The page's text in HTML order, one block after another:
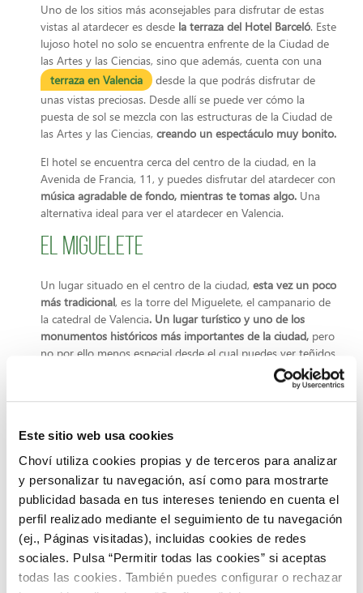
Este sitio web usa cookies
Choví utiliza cookies propias y de terceros para analizar
y personalizar tu navegación, así como para mostrarte
publicidad basada en tus intereses teniendo en cuenta el
perfil realizado mediante el seguimiento de tu navegación
(ej., Páginas visitadas), incluidas cookies de redes
sociales. Pulsa “Permitir todas las cookies” si aceptas
todas las cookies. También puedes configurar o rechazar
Uno de los sitios más aconsejables para disfrutar de estas
vistas al atardecer es desde la terraza del Hotel Barceló. Este
lujoso hotel no solo se encuentra enfrente de la Ciudad de
las Artes y las Ciencias, sino que además, cuenta con una
terraza en Valencia
desde la que podrás disfrutar de
unas vistas preciosas. Desde allí se puede ver cómo la
puesta de sol se mezcla con las estructuras de la Ciudad de
las Artes y las Ciencias, creando un espectáculo muy bonito.
El hotel se encuentra cerca del centro de la ciudad, en la
Avenida de Francia, 11, y puedes disfrutar del atardecer con
música agradable de fondo, mientras te tomas algo. Una
alternativa ideal para ver el atardecer en Valencia.
El Miguelete
Un lugar situado en el centro de la ciudad, esta vez un poco
más tradicional, es la torre del Miguelete, el campanario de
la catedral de Valencia. Un lugar turístico y uno de los
monumentos históricos más importantes de la ciudad, pero
no por ello menos especial desde el cual puedes ver teñidos
de rosa los tejados de la capital. Está abierto todos los días
No puedes perderte la visita a alguno de estos sitios que te
Valencia. ¡Vale la pena! Encontrarás en ellos las mejores
vistas del atardecer y disfrutarás viendo cómo los últimos
rayos de sol juegan en el cielo de la ciudad de la luz.